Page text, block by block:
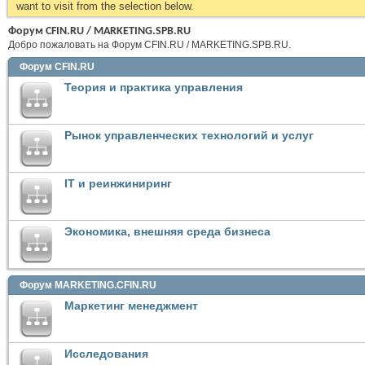
want to visit from the selection below.
Форум CFIN.RU / MARKETING.SPB.RU
Добро пожаловать на Форум CFIN.RU / MARKETING.SPB.RU.
Форум CFIN.RU
Теория и практика управления
Рынок управленческих технологий и услуг
IT и реинжиниринг
Экономика, внешняя среда бизнеса
Форум MARKETING.CFIN.RU
Маркетинг менеджмент
Исследования